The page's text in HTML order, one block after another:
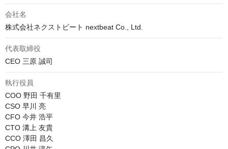
会社名
株式会社ネクストビート nextbeat Co., Ltd.
代表取締役
CEO 三原 誠司
執行役員
COO 野田 千有里
CSO 早川 亮
CFO 今井 浩平
CTO 溝上 友貴
CCO 澤田 昌久